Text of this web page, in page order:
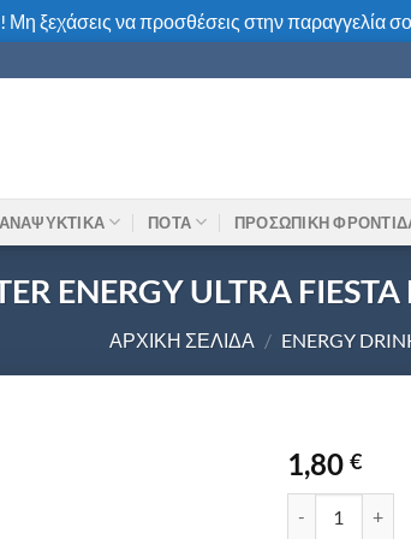
ξεχάσεις να προσθέσεις στην παραγγελία
ΑΝΑΨΥΚΤΙΚΑ ΠΟΤΑ ΠΡΟΣΩΠΙΚΗ
ENERGY ULTRA
ΑΡΧΙΚΉ ΣΕΛΊΔΑ / ENERGY
1,80 €